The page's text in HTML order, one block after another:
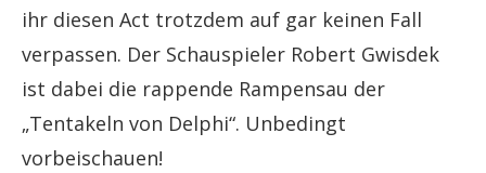
ihr diesen Act trotzdem auf gar keinen Fall
verpassen. Der Schauspieler Robert Gwisdek
ist dabei die rappende Rampensau der
„Tentakeln von Delphi“. Unbedingt
vorbeischauen!